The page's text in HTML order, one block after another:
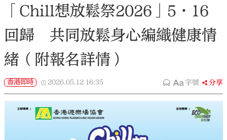
「Chill想放鬆祭2026」5·16
回歸 共同放鬆身心編織健康情
緒（附報名詳情）
香港即時 2026.05.12 16:35 字號 分享